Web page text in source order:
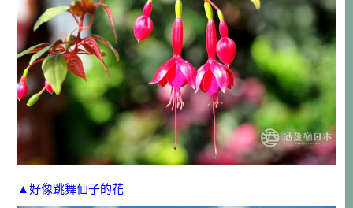
▲好像跳舞仙子的花